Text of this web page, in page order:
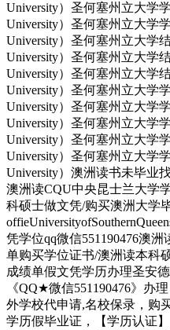
University）圣何塞州立大学学
University）圣何塞州立大学学
University）圣何塞州立大学结
University）圣何塞州立大学结
University）圣何塞州立大学结
University）圣何塞州立大学学
University）圣何塞州立大学学
University）圣何塞州立大学
University）圣何塞州立大学
University）圣何塞州立大学
University）澳洲读书未毕业
澳洲读CQU中央昆士兰大学
科硕士做文凭/购买澳洲大学
凭学位qq微信551190476澳
单购买学位证书/澳洲读本科
成绩单假文凭学历办理圣安
《QQ★微信551190476》办
外学校代申请,名校保录，购
学历假毕业证，【学历认证